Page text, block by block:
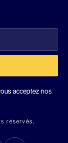
acceptez nos
réservés.